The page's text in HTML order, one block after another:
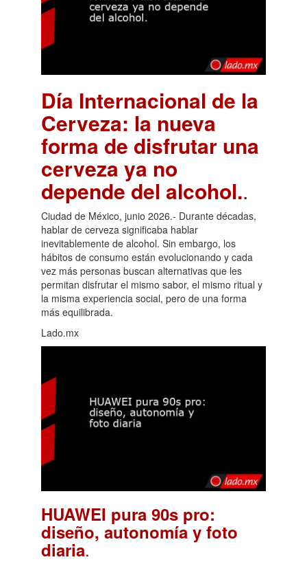
Día Internacional de la
Cerveza: la nueva
forma de disfrutar una
cerveza ya no
depende del alcohol..
Ciudad de México, junio 2026.- Durante décadas,
hablar de cerveza significaba hablar
inevitablemente de alcohol. Sin embargo, los
hábitos de consumo están evolucionando y cada
vez más personas buscan alternativas que les
permitan disfrutar el mismo sabor, el mismo ritual y
la misma experiencia social, pero de una forma
más equilibrada.
Lado.mx
HUAWEI pura 90s pro:
diseño, autonomía y foto
diaria.